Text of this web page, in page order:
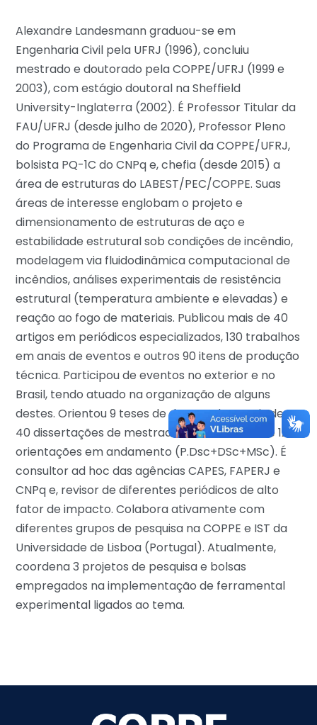
Alexandre Landesmann graduou-se em
Engenharia Civil pela UFRJ (1996), concluiu
mestrado e doutorado pela COPPE/UFRJ (1999 e
2003), com estágio doutoral na Sheffield
University-Inglaterra (2002). É Professor Titular da
FAU/UFRJ (desde julho de 2020), Professor Pleno
do Programa de Engenharia Civil da COPPE/UFRJ,
bolsista PQ-1C do CNPq e, chefia (desde 2015) a
área de estruturas do LABEST/PEC/COPPE. Suas
áreas de interesse englobam o projeto e
dimensionamento de estruturas de aço e
estabilidade estrutural sob condições de incêndio,
modelagem via fluidodinâmica computacional de
incêndios, análises experimentais de resistência
estrutural (temperatura ambiente e elevadas) e
reação ao fogo de materiais. Publicou mais de 40
artigos em periódicos especializados, 130 trabalhos
em anais de eventos e outros 90 itens de produção
técnica. Participou de eventos no exterior e no
Brasil, tendo atuado na organização de alguns
destes. Orientou 9 teses de doutorado e mais de
40 dissertações de mestrado; além de mais de 12
orientações em andamento (P.Dsc+DSc+MSc). É
consultor ad hoc das agências CAPES, FAPERJ e
CNPq e, revisor de diferentes periódicos de alto
fator de impacto. Colabora ativamente com
diferentes grupos de pesquisa na COPPE e IST da
Universidade de Lisboa (Portugal). Atualmente,
coordena 3 projetos de pesquisa e bolsas
empregados na implementação de ferramental
experimental ligados ao tema.